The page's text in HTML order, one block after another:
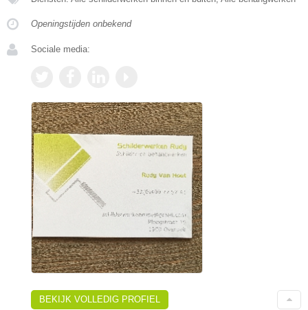
Openingstijden onbekend
Sociale media:
BEKIJK VOLLEDIG PROFIEL